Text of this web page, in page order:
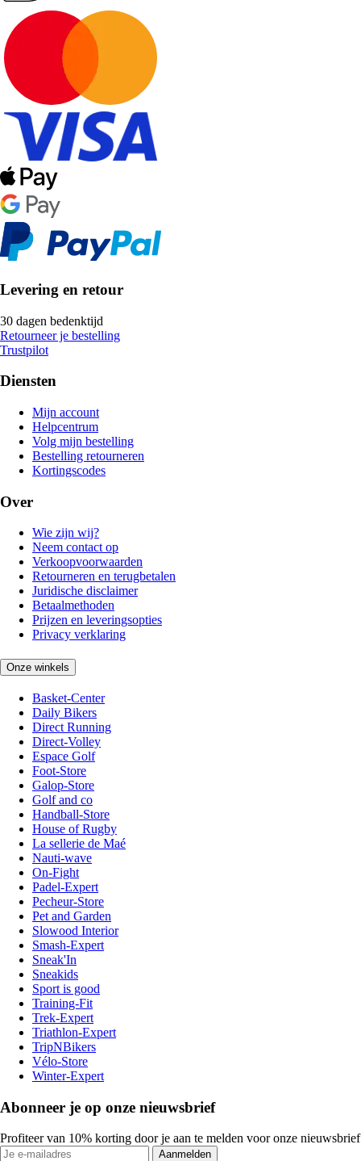
Levering en retour
30 dagen bedenktijd
Retourneer je bestelling
Trustpilot
Diensten
Mijn account
Helpcentrum
Volg mijn bestelling
Bestelling retourneren
Kortingscodes
Over
Wie zijn wij?
Neem contact op
Verkoopvoorwaarden
Retourneren en terugbetalen
Juridische disclaimer
Betaalmethoden
Prijzen en leveringsopties
Privacy verklaring
Onze winkels
Basket-Center
Daily Bikers
Direct Running
Direct-Volley
Espace Golf
Foot-Store
Galop-Store
Golf and co
Handball-Store
House of Rugby
La sellerie de Maé
Nauti-wave
On-Fight
Padel-Expert
Pecheur-Store
Pet and Garden
Slowood Interior
Smash-Expert
Sneak'In
Sneakids
Sport is good
Training-Fit
Trek-Expert
Triathlon-Expert
TripNBikers
Vélo-Store
Winter-Expert
Abonneer je op onze nieuwsbrief
Profiteer van 10% korting door je aan te melden voor onze nieuwsbrief
Aanmelden